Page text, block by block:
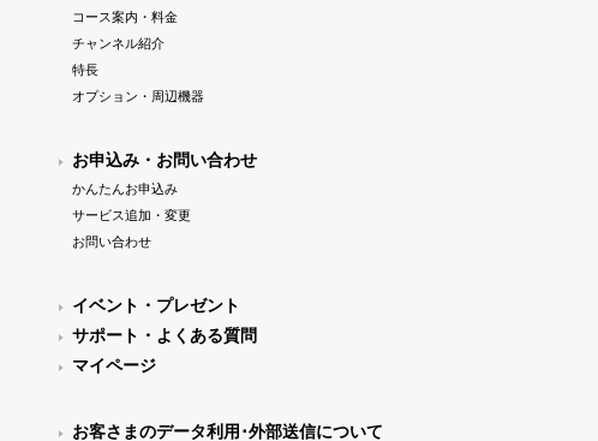
コース案内・料金
チャンネル紹介
特長
オプション・周辺機器
お申込み・お問い合わせ
かんたんお申込み
サービス追加・変更
お問い合わせ
イベント・プレゼント
サポート・よくある質問
マイページ
お客さまのデータ利用･外部送信について